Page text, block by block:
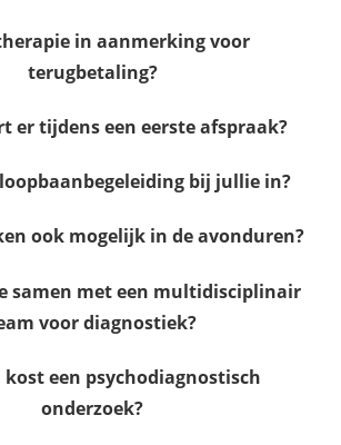
in aanmerking voor
terugbetaling?
er tijdens een eerste afspraak?
bij jullie in?
ook mogelijk in de avonduren?
samen met een multidisciplinair
voor diagnostiek?
kost een psychodiagnostisch
onderzoek?